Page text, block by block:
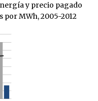
y precio pagado
por MWh, 2005-2012